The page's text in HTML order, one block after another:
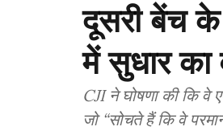
दूसरी बेंच के
में सुधार का
CJI ने घोषणा की कि वे
जो “सोचते हैं कि वे